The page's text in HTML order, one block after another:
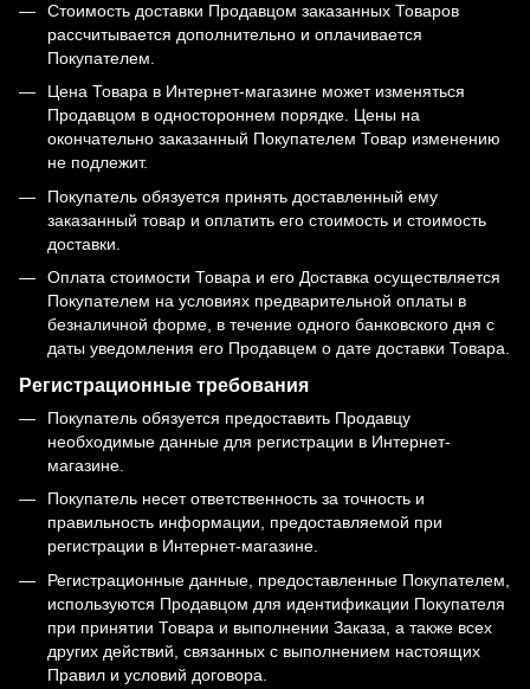
Стоимость доставки Продавцом заказанных Товаров
рассчитывается дополнительно и оплачивается
Покупателем.
Цена Товара в Интернет-магазине может изменяться
Продавцом в одностороннем порядке. Цены на
окончательно заказанный Покупателем Товар изменению
не подлежит.
Покупатель обязуется принять доставленный ему
заказанный товар и оплатить его стоимость и стоимость
доставки.
Оплата стоимости Товара и его Доставка осуществляется
Покупателем на условиях предварительной оплаты в
безналичной форме, в течение одного банковского дня с
даты уведомления его Продавцем о дате доставки Товара.
Регистрационные требования
Покупатель обязуется предоставить Продавцу
необходимые данные для регистрации в Интернет-
магазине.
Покупатель несет ответственность за точность и
правильность информации, предоставляемой при
регистрации в Интернет-магазине.
Регистрационные данные, предоставленные Покупателем,
используются Продавцом для идентификации Покупателя
при принятии Товара и выполнении Заказа, а также всех
других действий, связанных с выполнением настоящих
Правил и условий договора.